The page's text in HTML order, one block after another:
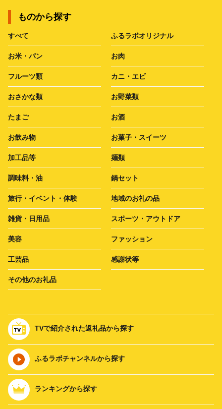
ものから探す
すべて ふるラボオリジナル
お米・パン お肉
フルーツ類 カニ・エビ
おさかな類 お野菜類
たまご お酒
お飲み物 お菓子・スイーツ
加工品等 麺類
調味料・油 鍋セット
旅行・イベント・体験 地域のお礼の品
雑貨・日用品 スポーツ・アウトドア
美容 ファッション
工芸品 感謝状等
その他のお礼品
TVで紹介された返礼品から探す
ふるラボチャンネルから探す
ランキングから探す